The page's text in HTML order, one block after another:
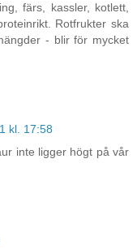
färs, kassler, kotlett,
Rotfrukter ska
- blir för mycket
kl. 17:58
inte ligger högt på vår